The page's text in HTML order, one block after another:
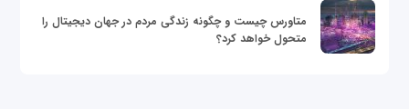
متاورس چیست و چگونه زندگی مردم در جهان دیجیتال را
متحول خواهد کرد؟